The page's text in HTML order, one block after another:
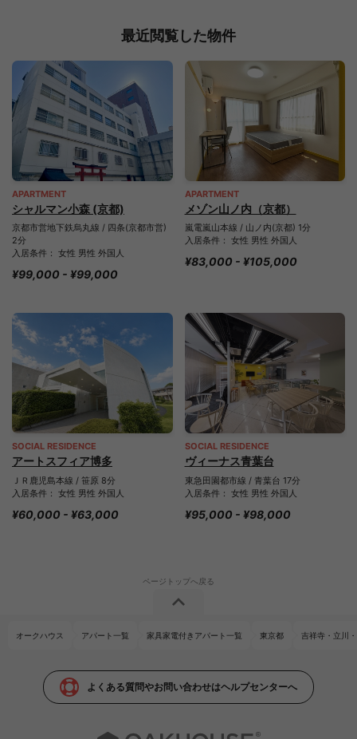
最近閲覧した物件
APARTMENT
シャルマン小森 (京都)
京都市営地下鉄烏丸線 / 四条(京都市営)
2分
入居条件： 女性 男性 外国人
¥99,000 - ¥99,000
APARTMENT
メゾン山ノ内（京都）
嵐電嵐山本線 / 山ノ内(京都) 1分
入居条件： 女性 男性 外国人
¥83,000 - ¥105,000
SOCIAL RESIDENCE
アートスフィア博多
ＪＲ鹿児島本線 / 笹原 8分
入居条件： 女性 男性 外国人
¥60,000 - ¥63,000
SOCIAL RESIDENCE
ヴィーナス青葉台
東急田園都市線 / 青葉台 17分
入居条件： 女性 男性 外国人
¥95,000 - ¥98,000
オークハウス アパート一覧 家具家電付きアパート一覧 東京都 吉祥寺・立川
よくある質問やお問い合わせはヘルプセンターへ